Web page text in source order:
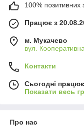
100% позитивних
Працює з
м. Мукачево
вул.
Контакти
Сьогодні
Показати весь
Про нас